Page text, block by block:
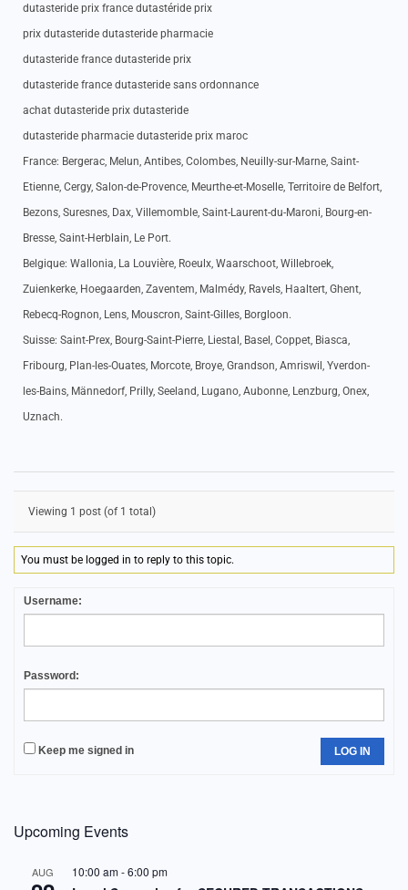
dutasteride prix france dutastéride prix
prix dutasteride dutasteride pharmacie
dutasteride france dutasteride prix
dutasteride france dutasteride sans ordonnance
achat dutasteride prix dutasteride
dutasteride pharmacie dutasteride prix maroc
France: Bergerac, Melun, Antibes, Colombes, Neuilly-sur-Marne, Saint-
Etienne, Cergy, Salon-de-Provence, Meurthe-et-Moselle, Territoire de Belfort,
Bezons, Suresnes, Dax, Villemomble, Saint-Laurent-du-Maroni, Bourg-en-
Bresse, Saint-Herblain, Le Port.
Belgique: Wallonia, La Louvière, Roeulx, Waarschoot, Willebroek,
Zuienkerke, Hoegaarden, Zaventem, Malmédy, Ravels, Haaltert, Ghent,
Rebecq-Rognon, Lens, Mouscron, Saint-Gilles, Borgloon.
Suisse: Saint-Prex, Bourg-Saint-Pierre, Liestal, Basel, Coppet, Biasca,
Fribourg, Plan-les-Ouates, Morcote, Broye, Grandson, Amriswil, Yverdon-
les-Bains, Männedorf, Prilly, Seeland, Lugano, Aubonne, Lenzburg, Onex,
Uznach.
Viewing 1 post (of 1 total)
You must be logged in to reply to this topic.
Username:
Password:
Keep me signed in LOG IN
Upcoming Events
AUG 10:00 am-6:00 pm